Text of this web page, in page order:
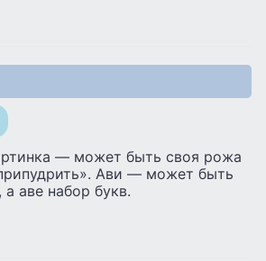
— может быть своя рожа
Ави — может быть
аве набор букв.